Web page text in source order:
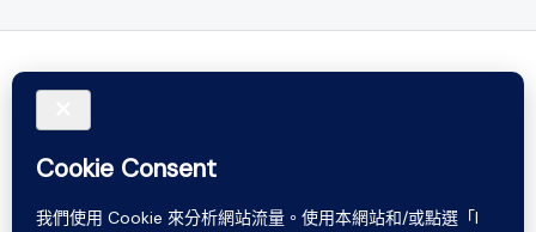
Do not rely on words. Believe in sound.